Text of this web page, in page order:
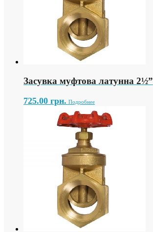
Засувка муфтова латунна 2½”
725.00 грн. Подробнее